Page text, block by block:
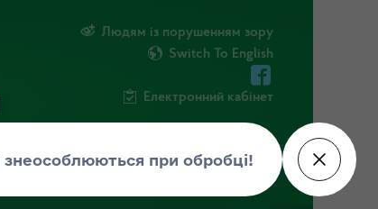
Людям із порушенням зору
Switch To English
Електронний кабінет